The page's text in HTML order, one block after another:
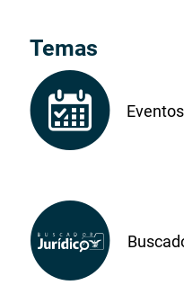
Temas
Eventos